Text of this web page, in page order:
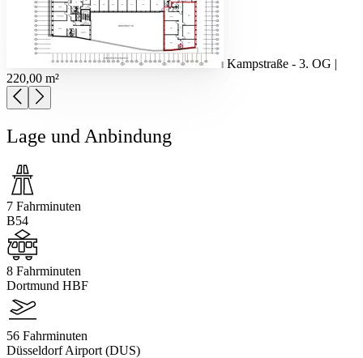
Kampstraße - 3. OG |
220,00 m²
Lage und Anbindung
7 Fahrminuten
B54
8 Fahrminuten
Dortmund HBF
56 Fahrminuten
Düsseldorf Airport (DUS)